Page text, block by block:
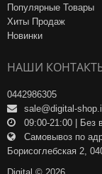
Популярные Товары
Хиты Продаж
Новинки
НАШИ
0442986305
sale@digital-
09:00-21:00 | Без
Самовывоз по
Борисоглебская 2,